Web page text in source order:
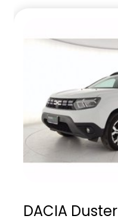
DACIA Duster